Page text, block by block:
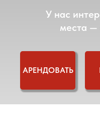
АРЕНДОВАТЬ
У нас
места —